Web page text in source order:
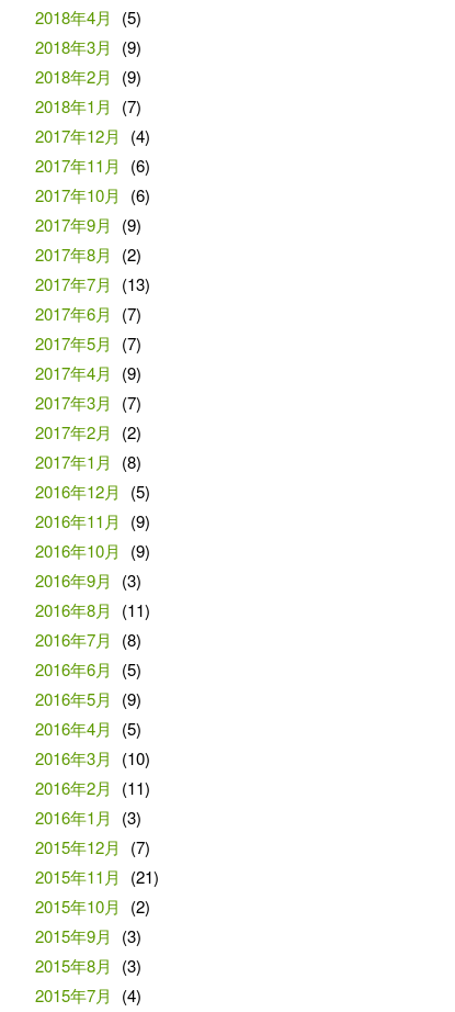
2018年4月
(5)
2018年3月
(9)
2018年2月
(9)
2018年1月
(7)
2017年12月
(4)
2017年11月
(6)
2017年10月
(6)
2017年9月
(9)
2017年8月
(2)
2017年7月
(13)
2017年6月
(7)
2017年5月
(7)
2017年4月
(9)
2017年3月
(7)
2017年2月
(2)
2017年1月
(8)
2016年12月
(5)
2016年11月
(9)
2016年10月
(9)
2016年9月
(3)
2016年8月
(11)
2016年7月
(8)
2016年6月
(5)
2016年5月
(9)
2016年4月
(5)
2016年3月
(10)
2016年2月
(11)
2016年1月
(3)
2015年12月
(7)
2015年11月
(21)
2015年10月
(2)
2015年9月
(3)
2015年8月
(3)
2015年7月
(4)